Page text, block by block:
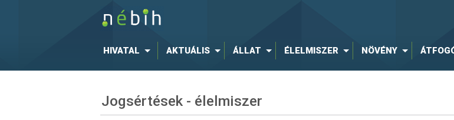
HIVATAL AKTUÁLIS ÁLLAT ÉLELMISZER NÖVÉNY
Jogsértések - élelmiszer